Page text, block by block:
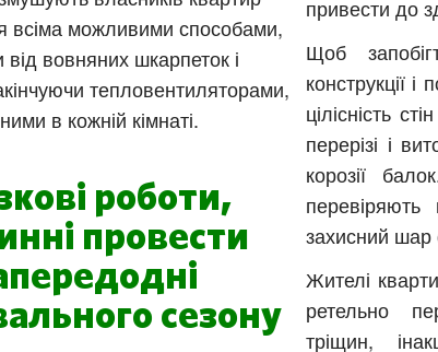
всіма можливими способами,
вовняних шкарпеток і
тепловентиляторами,
в кожній кімнаті.
роботи,
провести
сезону
привести до
Щоб
конструкції
цілісність
перерізі і
корозії
перевіряють
захисний
Жителі
ретельно
тріщин,